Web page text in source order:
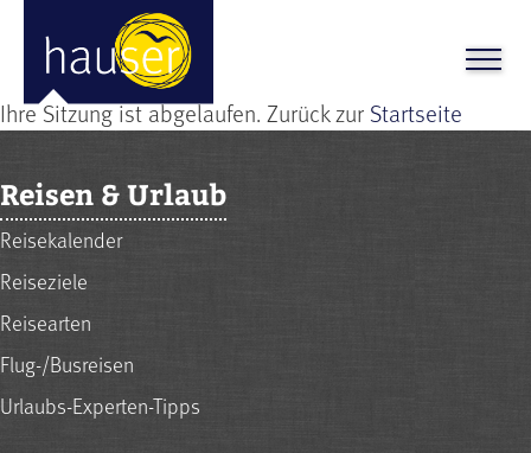
Ihre Sitzung ist abgelaufen. Zurück zur Startseite
Reisen & Urlaub
Reisekalender
Reiseziele
Reisearten
Flug-/Busreisen
Urlaubs-Experten-Tipps